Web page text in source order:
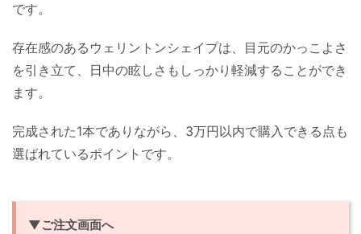
です。
存在感のあるウェリントンシェイプは、目元のかっこよさ
を引き立て、日中の眩しさもしっかり軽減することができ
ます。
完成された1本でありながら、3万円以内で購入できる点も
選ばれているポイントです。
▼ご注文画面へ